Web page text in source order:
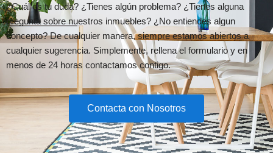
¿Cuál es tu duda? ¿Tienes algún problema? ¿Tienes alguna
pregunta sobre nuestros inmuebles? ¿No entiendes algun
concepto? De cualquier manera, siempre estamos abiertos a
cualquier sugerencia. Simplemente, rellena el formulario y en
menos de 24 horas contactamos contigo.
Contacta con Nosotros